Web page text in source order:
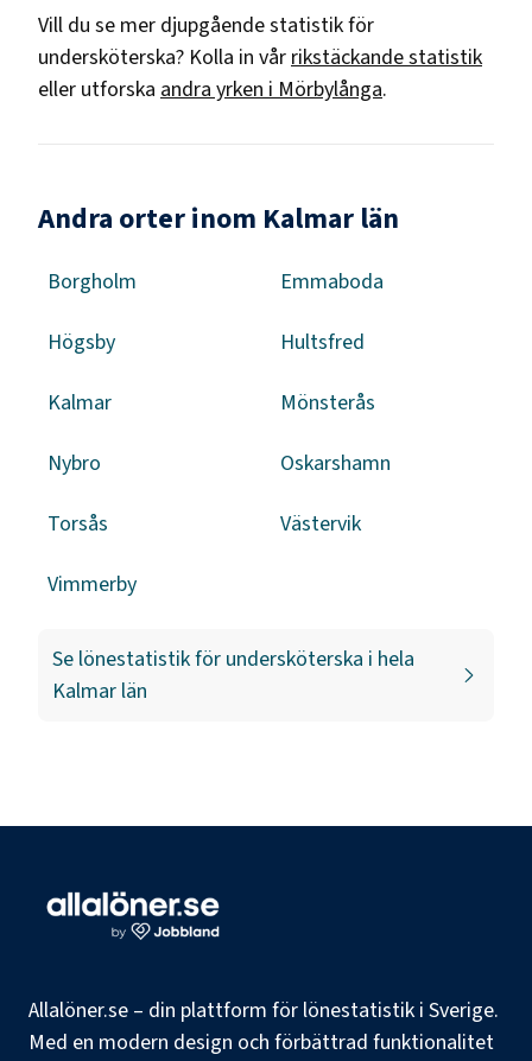
Vill du se mer djupgående statistik för
undersköterska? Kolla in vår rikstäckande statistik
eller utforska andra yrken i Mörbylånga.
Andra orter inom Kalmar län
Borgholm Emmaboda
Högsby Hultsfred
Kalmar Mönsterås
Nybro Oskarshamn
Torsås Västervik
Vimmerby
Se lönestatistik för undersköterska i hela
Kalmar län
Allalöner.se – din plattform för lönestatistik i Sverige.
Med en modern design och förbättrad funktionalitet